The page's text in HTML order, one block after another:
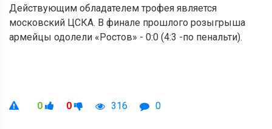
Действующим обладателем трофея является
московский ЦСКА. В финале прошлого розыгрыша
армейцы одолели «Ростов» - 0:0 (4:3 -по пенальти).
0 0 316 0